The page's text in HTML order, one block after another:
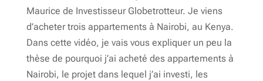
Maurice de Investisseur Globetrotteur. Je viens
d’acheter trois appartements à Nairobi, au Kenya.
Dans cette vidéo, je vais vous expliquer un peu la
thèse de pourquoi j’ai acheté des appartements à
Nairobi, le projet dans lequel j’ai investi, les